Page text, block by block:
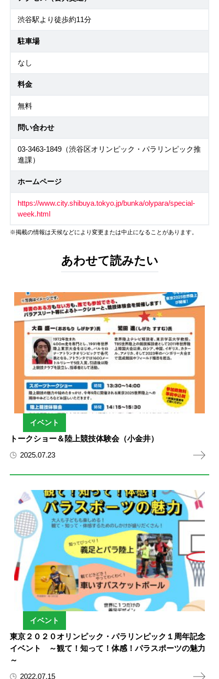
渋谷駅より徒歩約11分
駐車場
なし
料金
無料
問い合わせ
03-3463-1849（渋谷区オリンピック・パラリンピック推
進課）
ホームページ
https://www.city.shibuya.tokyo.jp/bunka/olypara/special-
week.html
※掲載の情報は天候などにより変更または中止になることがあります。
あわせて読みたい
イベント
トークショー＆陸上競技体験会（小金井）
2025.07.23
イベント
東京２０２０オリンピック・パラリンピック１周年記念
イベント ～観て！知って！体感！パラスポーツの魅力
～
2022.07.15